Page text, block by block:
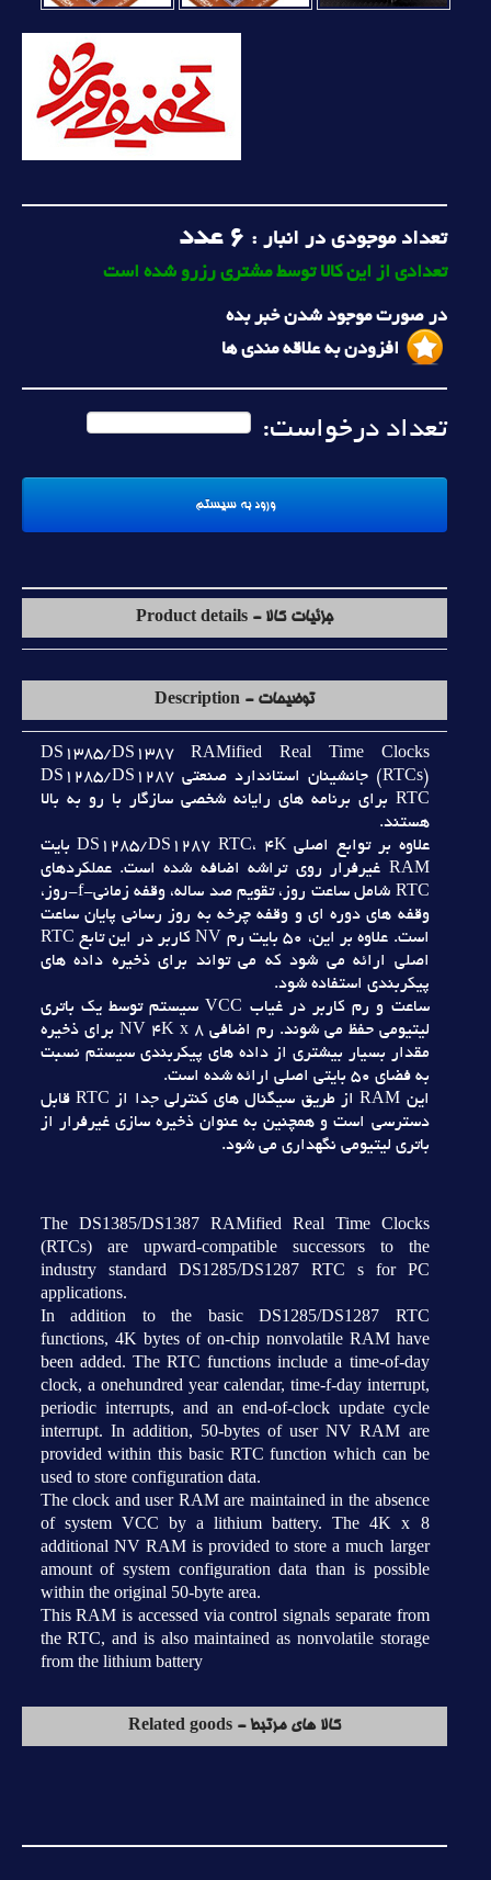
تعداد موجودی در انبار : 6 عدد
تعدادی از این کالا توسط مشتری رزرو شده است
در صورت موجود شدن خبر بده
افزودن به علاقه مندی ها
تعداد درخواست:
جزئیات کالا - Product details
توضیحات - Description
DS1385/DS1387 RAMified Real Time Clocks
(RTCs) جانشينان استاندارد صنعتي DS1285/DS1287
RTC براي برنامه هاي رايانه شخصي سازگار با رو به بالا
هستند.
علاوه بر توابع اصلي DS1285/DS1287 RTC، 4K بايت
RAM غيرفرار روي تراشه اضافه شده است. عملکردهاي
RTC شامل ساعت روز، تقويم صد ساله، وقفه زماني-f-روز،
وقفه هاي دوره اي و وقفه چرخه به روز رساني پايان ساعت
است. علاوه بر اين، 50 بايت رم NV کاربر در اين تابع RTC
اصلي ارائه مي شود که مي تواند براي ذخيره داده هاي
پيکربندي استفاده شود.
ساعت و رم کاربر در غياب VCC سيستم توسط يک باتري
ليتيومي حفظ مي شوند. رم اضافي NV 4K x 8 براي ذخيره
مقدار بسيار بيشتري از داده هاي پيکربندي سيستم نسبت
به فضاي 50 بايتي اصلي ارائه شده است.
اين RAM از طريق سيگنال هاي کنترلي جدا از RTC قابل
دسترسي است و همچنين به عنوان ذخيره سازي غيرفرار از
باتري ليتيومي نگهداري مي شود.
The DS1385/DS1387 RAMified Real Time Clocks
(RTCs) are upward-compatible successors to the
industry standard DS1285/DS1287 RTC s for PC
applications.
In addition to the basic DS1285/DS1287 RTC
functions, 4K bytes of on-chip nonvolatile RAM have
been added. The RTC functions include a time-of-day
clock, a onehundred year calendar, time-f-day interrupt,
periodic interrupts, and an end-of-clock update cycle
interrupt. In addition, 50-bytes of user NV RAM are
provided within this basic RTC function which can be
used to store configuration data.
The clock and user RAM are maintained in the absence
of system VCC by a lithium battery. The 4K x 8
additional NV RAM is provided to store a much larger
amount of system configuration data than is possible
within the original 50-byte area.
This RAM is accessed via control signals separate from
the RTC, and is also maintained as nonvolatile storage
from the lithium battery
کالا های مرتبط - Related goods